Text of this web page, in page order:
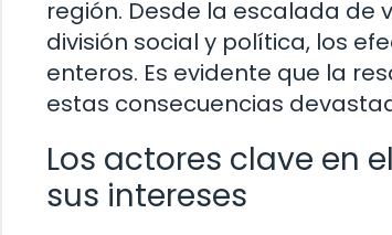
región. Desde la escalada de
división social y política, los
enteros. Es evidente que la
estas consecuencias
Los actores clave en
sus intereses